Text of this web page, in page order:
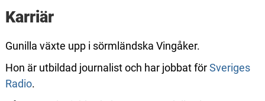
Karriär
Gunilla växte upp i sörmländska Vingåker.
Hon är utbildad journalist och har jobbat förSveriges
Radio.